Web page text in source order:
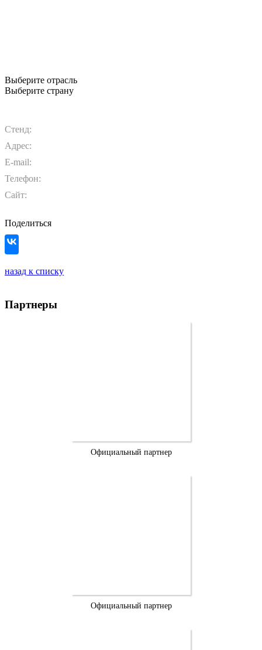
Выберите отрасль
Выберите страну
Стенд:
Адрес:
E-mail:
Телефон:
Сайт:
Поделиться
назад к списку
Партнеры
Официальный партнер
Официальный партнер